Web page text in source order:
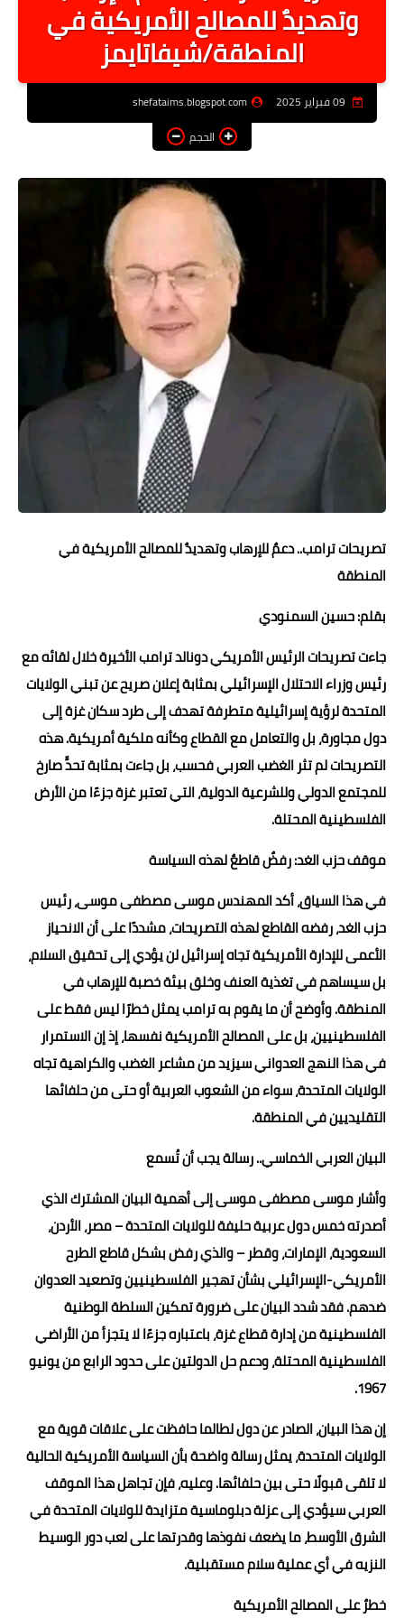
أخبار الرياصة
الطب البديل
منوعات
خدمات
اخبار فنيه
الصحه
الطقس
معلومه قانونيه
تكنولوجيا المعلومات
حوادث وقضايا
خدمات
الصحه والجمال
فن المطبخ
وتهديدٌ للمصالح الأمريكية في
المنطقة/شيفاتايمز
shefataims.blogspot.com
الحجم
تصريحات ترامب.. دعمٌ للإرهاب وتهديدٌ للمصالح الأمريكية في
المنطقة
بقلم: حسين السمنودي
جاءت تصريحات الرئيس الأمريكي دونالد ترامب الأخيرة خلال لقائه مع
رئيس وزراء الاحتلال الإسرائيلي بمثابة إعلان صريح عن تبني الولايات
المتحدة لرؤية إسرائيلية متطرفة تهدف إلى طرد سكان غزة إلى
دول مجاورة، بل والتعامل مع القطاع وكأنه ملكية أمريكية. هذه
التصريحات لم تثر الغضب العربي فحسب، بل جاءت بمثابة تحدٍّ صارخ
للمجتمع الدولي وللشرعية الدولية، التي تعتبر غزة جزءًا من الأرض
الفلسطينية المحتلة.
موقف حزب الغد: رفضٌ قاطعٌ لهذه السياسة
في هذا السياق، أكد المهندس موسى مصطفى موسى، رئيس
حزب الغد، رفضه القاطع لهذه التصريحات، مشددًا على أن الانحياز
الأعمى للإدارة الأمريكية تجاه إسرائيل لن يؤدي إلى تحقيق السلام،
بل سيساهم في تغذية العنف وخلق بيئة خصبة للإرهاب في
المنطقة. وأوضح أن ما يقوم به ترامب يمثل خطرًا ليس فقط على
الفلسطينيين، بل على المصالح الأمريكية نفسها، إذ إن الاستمرار
في هذا النهج العدواني سيزيد من مشاعر الغضب والكراهية تجاه
الولايات المتحدة، سواء من الشعوب العربية أو حتى من حلفائها
التقليديين في المنطقة.
البيان العربي الخماسي.. رسالة يجب أن تُسمع
وأشار موسى مصطفى موسى إلى أهمية البيان المشترك الذي
أصدرته خمس دول عربية حليفة للولايات المتحدة – مصر، الأردن،
السعودية، الإمارات، وقطر – والذي رفض بشكل قاطع الطرح
الأمريكي-الإسرائيلي بشأن تهجير الفلسطينيين وتصعيد العدوان
ضدهم. فقد شدد البيان على ضرورة تمكين السلطة الوطنية
الفلسطينية من إدارة قطاع غزة، باعتباره جزءًا لا يتجزأ من الأراضي
الفلسطينية المحتلة، ودعم حل الدولتين على حدود الرابع من يونيو
1967.
إن هذا البيان، الصادر عن دول لطالما حافظت على علاقات قوية مع
الولايات المتحدة، يمثل رسالة واضحة بأن السياسة الأمريكية الحالية
لا تلقى قبولًا حتى بين حلفائها. وعليه، فإن تجاهل هذا الموقف
العربي سيؤدي إلى عزلة دبلوماسية متزايدة للولايات المتحدة في
الشرق الأوسط، ما يضعف نفوذها وقدرتها على لعب دور الوسيط
النزيه في أي عملية سلام مستقبلية.
خطرٌ على المصالح الأمريكية